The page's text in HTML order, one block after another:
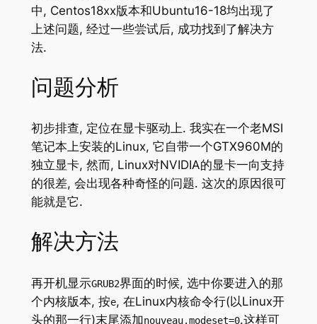
中, Centos18xx版本和Ubuntu16-18均出现了
上述问题, 经过一些尝试后, 成功找到了解决方
法.
问题分析
初步排查, 定位在显卡驱动上. 我实在一个老MSI
笔记本上安装的Linux, 它自带一个GTX960M的
独立显卡, 然而, Linux对NVIDIA的显卡一向支持
的很差, 会出现各种奇怪的问题. 这次的原因很可
能就是它.
解决方法
再开机显示GRUB2界面的时候, 选中你要进入的那
个内核版本, 按e, 在Linux内核命令行(以Linux开
头的那一行)末尾添加nouveau.modeset=0.这样可